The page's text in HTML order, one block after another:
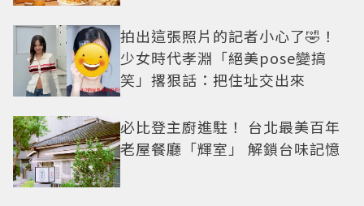
拍出這張照片的記者小心了🤣！
少女時代孝淵「絕美pose變搞
笑」撂狠話：把住址交出來
必比登主廚進駐！ 台北最美百年
老屋餐廳「輝室」 解鎖台味記憶